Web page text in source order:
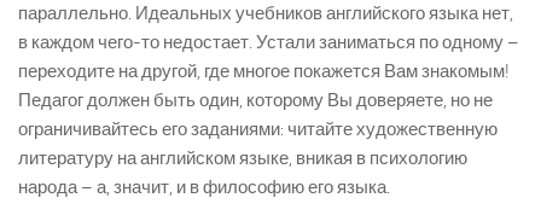
параллельно. Идеальных учебников английского языка нет,
в каждом чего-то недостает. Устали заниматься по одному –
переходите на другой, где многое покажется Вам знакомым!
Педагог должен быть один, которому Вы доверяете, но не
ограничивайтесь его заданиями: читайте художественную
литературу на английском языке, вникая в психологию
народа – а, значит, и в философию его языка.